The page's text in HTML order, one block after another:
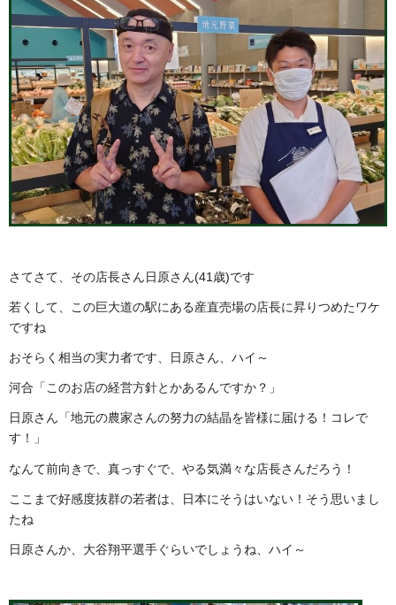
さてさて、その店長さん日原さん(41歳)です
若くして、この巨大道の駅にある産直売場の店長に昇りつめたワケ
ですね
おそらく相当の実力者です、日原さん、ハイ～
河合「このお店の経営方針とかあるんですか？」
日原さん「地元の農家さんの努力の結晶を皆様に届ける！コレで
す！」
なんて前向きで、真っすぐで、やる気満々な店長さんだろう！
ここまで好感度抜群の若者は、日本にそうはいない！そう思いまし
たね
日原さんか、大谷翔平選手ぐらいでしょうね、ハイ～